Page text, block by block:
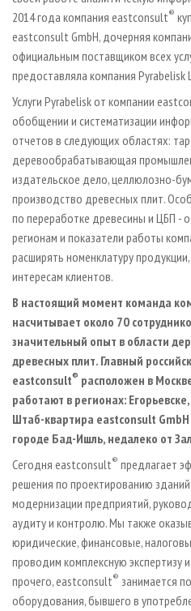
2014 года компания eastconsult®
eastconsult GmbH, дочерняя
официальным поставщиком всех
предоставляла компания Pyrabelisk
Услуги Pyrabelisk от компании
обобщении и систематизации
отчетов в следующих областях:
деревообрабатывающая
издательское дело, целлюлозно-
производство древесных плит.
по переработке древесины и ЦБП -
регионам и показатели работы
расширять номенклатуру
интересам клиентов.
В настоящий момент команда
насчитывает около 70
значительный опыт в области
древесных плит. Главный
eastconsult® расположен в
работают в регионах:
Штаб-квартира eastconsult GmbH
городе Бад-Ишль, недалеко от
Сегодня eastconsult® предлагает
решения по проектированию
модернизации предприятий,
аудиту и контролю. Мы также
юридические, финансовые,
проводим комплексную экспертизу
прочего, eastconsult® занимается
оборудования, бывшего в